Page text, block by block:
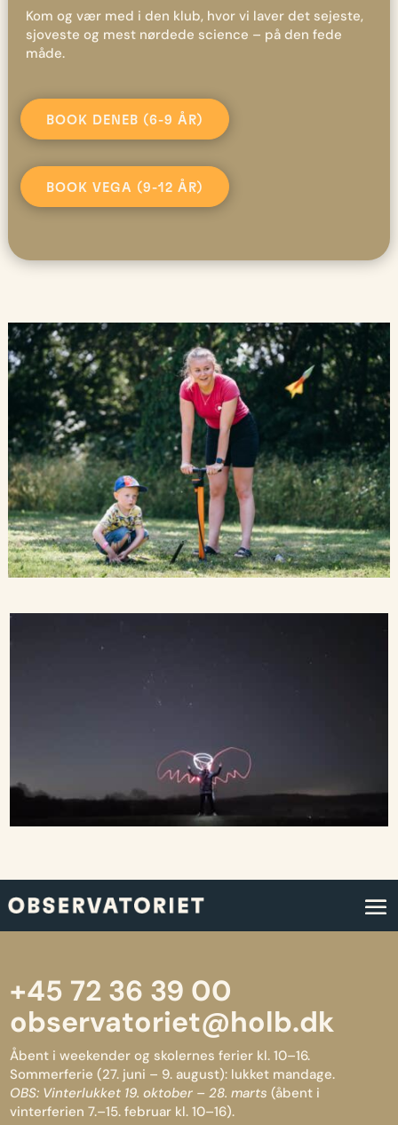
Kom og vær med i den klub, hvor vi laver det sejeste,
sjoveste og mest nørdede science – på den fede
måde.
BOOK DENEB (6-9 ÅR)
BOOK VEGA (9-12 ÅR)
+45 72 36 39 00
observatoriet@holb.dk
Åbent i weekender og skolernes ferier kl. 10–16.
Sommerferie (27. juni – 9. august): lukket mandage.
OBS: Vinterlukket 19. oktober – 28. marts (åbent i
vinterferien 7.–15. februar kl. 10–16).